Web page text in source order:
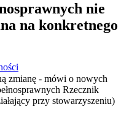
nie
na konkretnego
zmianę - mówi o nowych
Rzecznik
przy stowarzyszeniu)